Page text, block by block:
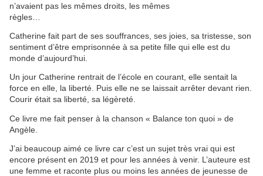
n’avaient pas les mêmes droits, les mêmes
règles…
Catherine fait part de ses souffrances, ses joies, sa tristesse, son
sentiment d’être emprisonnée à sa petite fille qui elle est du
monde d’aujourd’hui.
Un jour Catherine rentrait de l’école en courant, elle sentait la
force en elle, la liberté. Puis elle ne se laissait arrêter devant rien.
Courir était sa liberté, sa légèreté.
Ce livre me fait penser à la chanson « Balance ton quoi » de
Angèle.
J’ai beaucoup aimé ce livre car c’est un sujet très vrai qui est
encore présent en 2019 et pour les années à venir. L’auteure est
une femme et raconte plus ou moins les années de jeunesse de